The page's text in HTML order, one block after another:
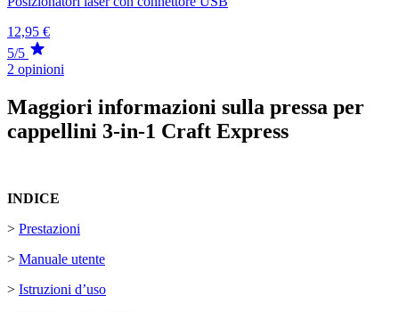
12,95 €
5/5
2 opinioni
Maggiori informazioni sulla pressa per
cappellini 3-in-1 Craft Express
INDICE
> Prestazioni
> Manuale utente
> Istruzioni d’uso